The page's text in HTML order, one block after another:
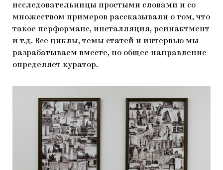
исследовательницы простыми словами и со
множеством примеров рассказывали о том, что
такое перформанс, инсталляция, реинактмент
и т.д. Все циклы, темы статей и интервью мы
разрабатываем вместе, но общее направление
определяет куратор.